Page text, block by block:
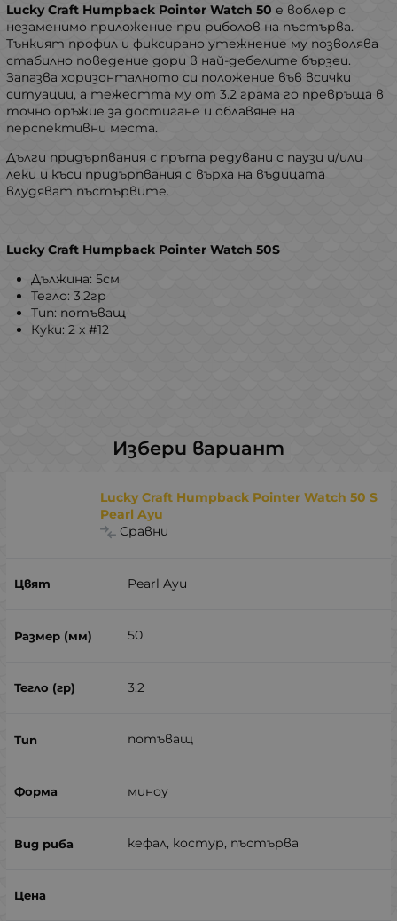
Lucky Craft Humpback Pointer Watch 50 е воблер с
незаменимо приложение при риболов на пъстърва.
Тънкият профил и фиксирано утежнение му позволява
стабилно поведение дори в най-дебелите бързеи.
Запазва хоризонталното си положение във всички
ситуации, а тежестта му от 3.2 грама го превръща в
точно оръжие за достигане и облавяне на
перспективни места.
Дълги придърпвания с пръта редувани с паузи и/или
леки и къси придърпвания с върха на въдицата
влудяват пъстървите.
Lucky Craft Humpback Pointer Watch 50S
Дължина: 5см
Тегло: 3.2гр
Тип: потъващ
Куки: 2 x #12
Избери вариант
Lucky Craft Humpback Pointer Watch 50 S
Pearl Ayu
Сравни
Pearl Ayu
50
3.2
потъващ
миноу
кефал, костур, пъстърва